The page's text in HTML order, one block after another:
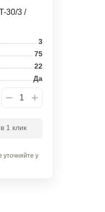
30/3 /
3
75
22
Да
1 клик
уточняйте у